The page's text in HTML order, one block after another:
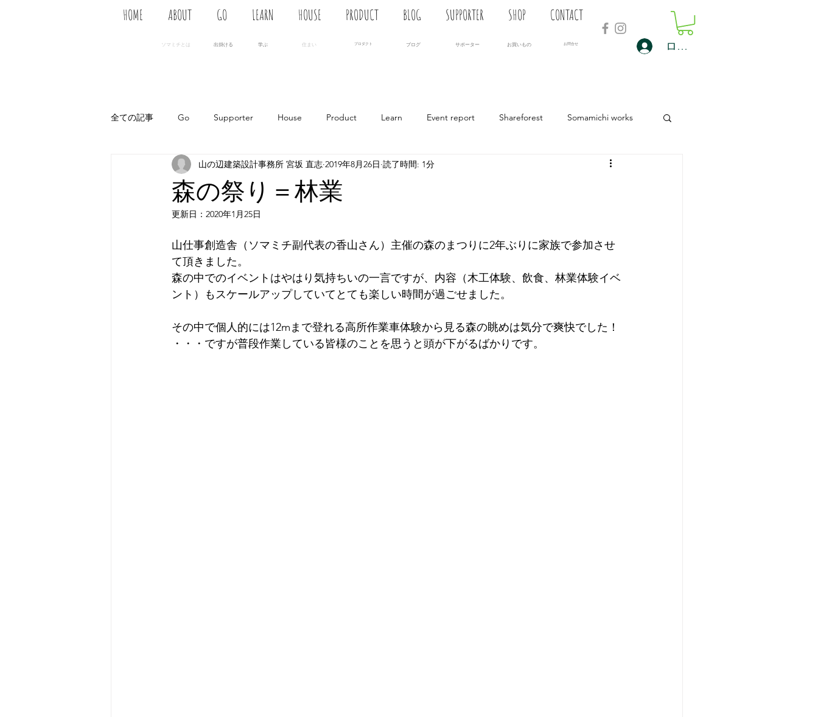
HOME ABOUT GO LEARN HOUSE PRODUCT BLOG SUPPORTER SHOP CONTACT
ソマミチとは 出掛ける 学ぶ 住まい プロダクト ブログ サポーター お買いもの ​お問合せ ログイン
全ての記事 Go Supporter House Product Learn Event report Shareforest Somamichi works
森の祭り＝林業
山の辺建築設計事務所 宮坂 直志 2019年8月26日 読了時間: 1分
更新日： 2020年1月25日
山仕事創造舎（ソマミチ副代表の香山さん）主催の森のまつりに2年ぶりに家族で参加させ
て頂きました。
森の中でのイベントはやはり気持ちいの一言ですが、内容（木工体験、飲食、林業体験イベ
ント）もスケールアップしていてとても楽しい時間が過ごせました。
その中で個人的には12mまで登れる高所作業車体験から見る森の眺めは気分で爽快でした！
・・・ですが普段作業している皆様のことを思うと頭が下がるばかりです。